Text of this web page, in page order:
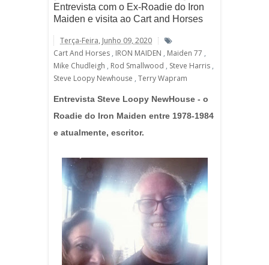
Entrevista com o Ex-Roadie do Iron
Maiden e visita ao Cart and Horses
Terça-Feira, Junho 09, 2020
Cart And Horses , IRON MAIDEN , Maiden 77 ,
Mike Chudleigh , Rod Smallwood , Steve Harris ,
Steve Loopy Newhouse , Terry Wapram
Entrevista Steve Loopy NewHouse - o
Roadie do Iron Maiden entre 1978-1984
e atualmente, escritor.